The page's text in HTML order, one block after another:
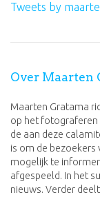
Tweets by
Over Maarten
Maarten Gratama
op het fotograferen
de aan deze
is om de bezoekers
mogelijk te
afgespeeld. In het
nieuws. Verder